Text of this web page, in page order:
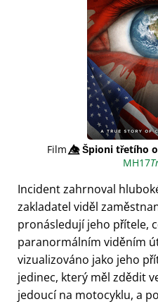
Film👁️⃤Špioni třetího
MH17
Incident zahrnoval
zakladatel viděl
pronásledují jeho přítele,
paranormálním viděním
vizualizováno jako jeho
jedinec, který měl zdědit
jedoucí na motocyklu, a